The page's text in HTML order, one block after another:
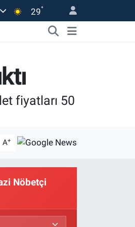
29°
fiyatları 50
A+
Nöbetçi